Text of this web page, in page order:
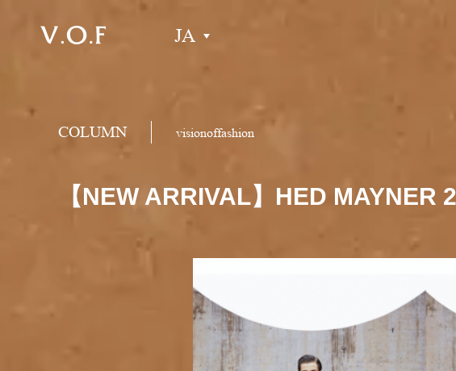
JA
COLUMN visionoffashion
【NEW ARRIVAL】HED MAYNER